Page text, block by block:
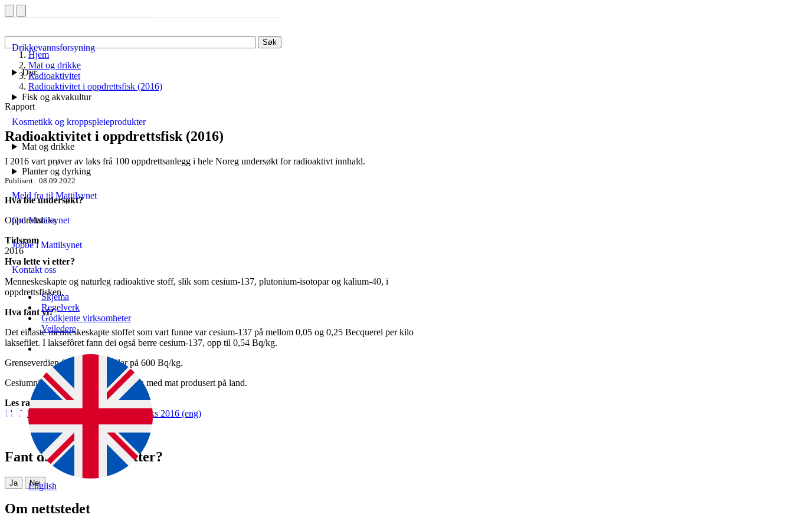
Søk
Drikkevannsforsyning
Dyr
Fisk og akvakultur
Kosmetikk og kroppspleieprodukter
Mat og drikke
Planter og dyrking
Meld fra til Mattilsynet
Om Mattilsynet
Jobbe i Mattilsynet
Kontakt oss
Skjema
Regelverk
Godkjente virksomheter
Veiledere
English
Hjem
Mat og drikke
Radioaktivitet
Radioaktivitet i oppdrettsfisk (2016)
Rapport
Radioaktivitet i oppdrettsfisk (2016)
I 2016 vart prøver av laks frå 100 oppdrettsanlegg i hele Noreg undersøkt for radioaktivt innhald.
Publisert 08.09.2022
Hva ble undersøkt?
Oppdrettslaks
Tidsrom
2016
Hva lette vi etter?
Menneskeskapte og naturleg radioaktive stoff, slik som cesium-137, plutonium-isotopar og kalium-40, i
oppdrettsfisken.
Hva fant vi?
Det einaste menneskeskapte stoffet som vart funne var cesium-137 på mellom 0,05 og 0,25 Becquerel per kilo
laksefilet. I laksefôret fann dei også berre cesium-137, opp til 0,54 Bq/kg.
Grenseverdien for næringsmidlar på 600 Bq/kg.
Cesiumnivåa er låge også samanlikna med mat produsert på land.
Les rapporten
Radioaktivitet i norsk oppdrettslaks 2016 (eng)
Fant du det du lette etter?
Ja Nei
Om nettstedet